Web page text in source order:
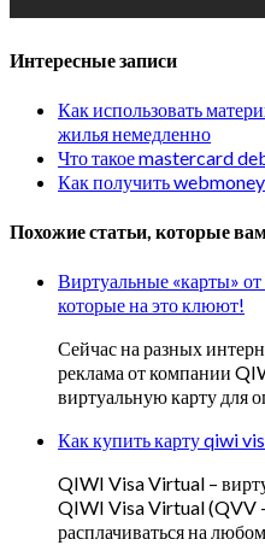
Интересные записи
Как использовать
жилья немедленно
Что такое mastercard
Как получить
Похожие статьи, которые
Виртуальные «карты»
которые на это клюют!
Сейчас на разных
реклама от компании
виртуальную карту для
Как купить карту qiwi
QIWI Visa Virtual –
QIWI Visa Virtual (QVV
расплачиваться на